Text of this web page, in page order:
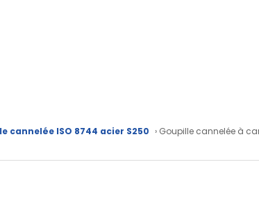
cannelée ISO 8744 acier S250 › Goupille cannelée à